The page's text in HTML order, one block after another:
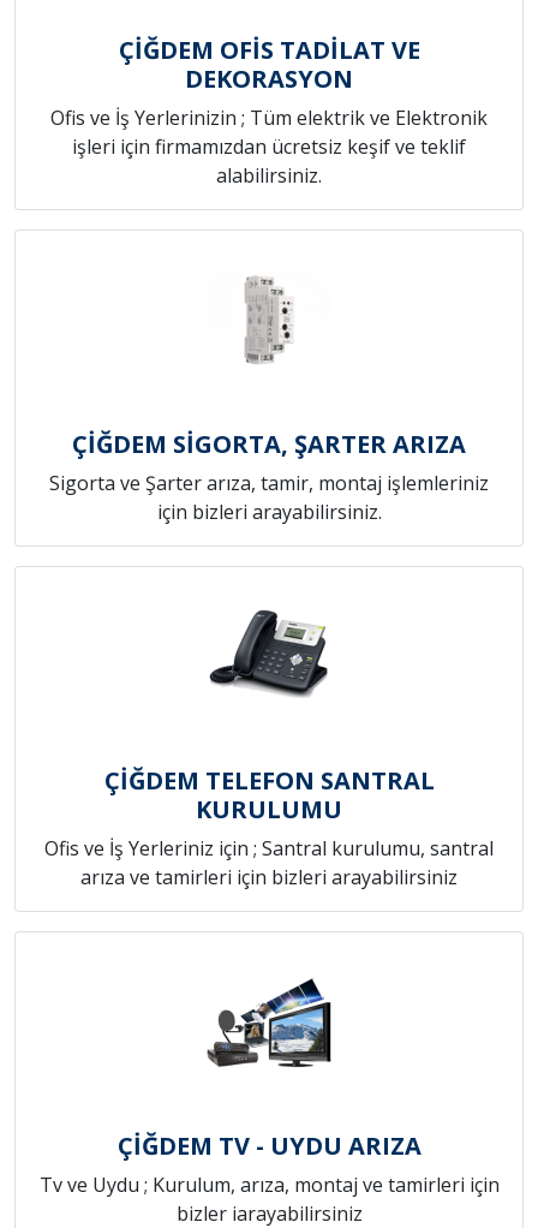
ÇİĞDEM OFİS TADİLAT VE
DEKORASYON
Ofis ve İş Yerlerinizin ; Tüm elektrik ve Elektronik
işleri için firmamızdan ücretsiz keşif ve teklif
alabilirsiniz.
ÇİĞDEM SİGORTA, ŞARTER ARIZA
Sigorta ve Şarter arıza, tamir, montaj işlemleriniz
için bizleri arayabilirsiniz.
ÇİĞDEM TELEFON SANTRAL
KURULUMU
Ofis ve İş Yerleriniz için ; Santral kurulumu, santral
arıza ve tamirleri için bizleri arayabilirsiniz
ÇİĞDEM TV - UYDU ARIZA
Tv ve Uydu ; Kurulum, arıza, montaj ve tamirleri için
bizler iarayabilirsiniz